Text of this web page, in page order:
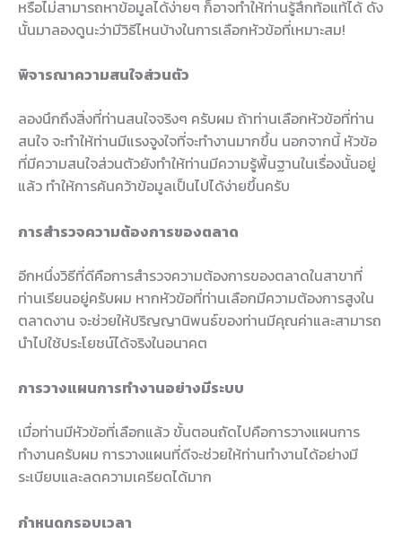
หรือไม่สามารถหาข้อมูลได้ง่ายๆ ก็อาจทำให้ท่านรู้สึกท้อแท้ได้ ดัง
นั้นมาลองดูนะว่ามีวิธีไหนบ้างในการเลือกหัวข้อที่เหมาะสม!
พิจารณาความสนใจส่วนตัว
ลองนึกถึงสิ่งที่ท่านสนใจจริงๆ ครับผม ถ้าท่านเลือกหัวข้อที่ท่าน
สนใจ จะทำให้ท่านมีแรงจูงใจที่จะทำงานมากขึ้น นอกจากนี้ หัวข้อ
ที่มีความสนใจส่วนตัวยังทำให้ท่านมีความรู้พื้นฐานในเรื่องนั้นอยู่
แล้ว ทำให้การค้นคว้าข้อมูลเป็นไปได้ง่ายขึ้นครับ
การสำรวจความต้องการของตลาด
อีกหนึ่งวิธีที่ดีคือการสำรวจความต้องการของตลาดในสาขาที่
ท่านเรียนอยู่ครับผม หากหัวข้อที่ท่านเลือกมีความต้องการสูงใน
ตลาดงาน จะช่วยให้ปริญญานิพนธ์ของท่านมีคุณค่าและสามารถ
นำไปใช้ประโยชน์ได้จริงในอนาคต
การวางแผนการทำงานอย่างมีระบบ
เมื่อท่านมีหัวข้อที่เลือกแล้ว ขั้นตอนถัดไปคือการวางแผนการ
ทำงานครับผม การวางแผนที่ดีจะช่วยให้ท่านทำงานได้อย่างมี
ระเบียบและลดความเครียดได้มาก
กำหนดกรอบเวลา